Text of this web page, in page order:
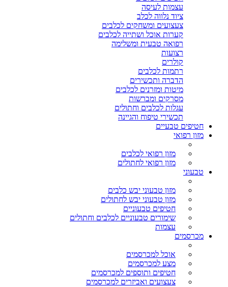
עצמות לעיסה
ציוד נלווה לכלב
צעצועים ומשחקים לכלבים
קערות אוכל ושתייה לכלבים
רפואה טבעית ומשלימה
רצועות
קולרים
רתמות לכלבים
הדברה ותכשירים
מיטות ומזרנים לכלבים
מסרקים ומברשות
עגלות לכלבים וחתולים
תכשירי טיפוח והגיינה
חטיפים טבעיים
מזון רפואי
מזון רפואי לכלבים
מזון רפואי לחתולים
טבעוני
מזון טבעוני יבש כלבים
מזון טבעוני יבש לחתולים
חטיפים טבעוניים
שימורים טבעוניים לכלבים וחתולים
עצמות
מכרסמים
אוכל למכרסמים
מצע למכרסמים
חטיפים ותוספים למכרסמים
צעצועים ואביזרים למכרסמים